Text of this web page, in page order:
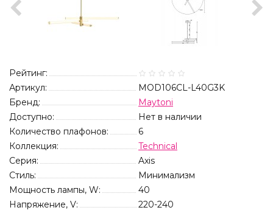
Рейтинг:
Артикул:
MOD106CL-L40G3K
Бренд:
Maytoni
Доступно:
Нет в наличии
Количество плафонов:
6
Коллекция:
Technical
Серия:
Axis
Стиль:
Минимализм
Мощность лампы, W:
40
Напряжение, V:
220-240